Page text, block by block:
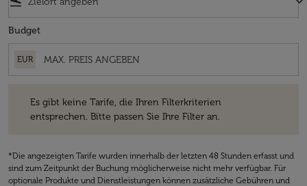
Budget
EUR
Es gibt keine Tarife, die Ihren Filterkriterien
entsprechen. Bitte passen Sie Ihre Filter an.
*Die angezeigten Tarife wurden innerhalb der letzten 48 Stunden erfasst und
sind zum Zeitpunkt der Buchung möglicherweise nicht mehr verfügbar. Für
optionale Produkte und Dienstleistungen können zusätzliche Gebühren und